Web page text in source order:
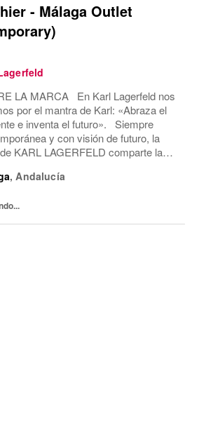
- Málaga Outlet
LA MARCA En Karl Lagerfeld nos
por el mantra de Karl: «Abraza el
e inventa el futuro». Siempre
y con visión de futuro, la
KARL LAGERFELD comparte la
fundador, Karl Lagerfeld. Somos la
,Andalucía